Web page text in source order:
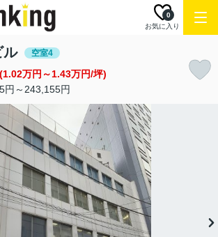
お気に入り
0
ル 空室4
(1.02万円～1.43万円/坪)
円～243,155円